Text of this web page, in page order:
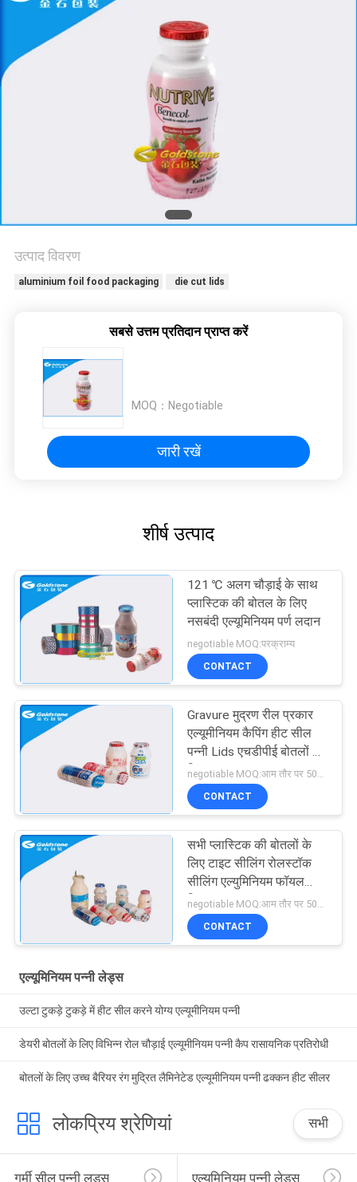
समाचार
बोली
गोपनीयता
नीति
उत्पाद विवरण
aluminium foil food packaging die cut lids
सबसे उत्तम प्रतिदान प्राप्त करें
MOQ： Negotiable
जारी रखें
शीर्ष उत्पाद
121 ℃ अलग चौड़ाई के साथ
प्लास्टिक की बोतल के लिए
नसबंदी एल्यूमिनियम पर्ण लदान
negotiable MOQ:परक्राम्य
CONTACT
Gravure मुद्रण रील प्रकार
एल्यूमीनियम कैपिंग हीट सील
पन्नी Lids एचडीपीई बोतलों के
लिए
CONTACT
सभी प्लास्टिक की बोतलों के
लिए टाइट सीलिंग रोलस्टॉक
सीलिंग एल्युमिनियम फॉयल
लिड्स
CONTACT
एल्यूमिनियम पन्नी लेड्स
उल्टा टुकड़े टुकड़े में हीट सील करने योग्य एल्यूमीनियम पन्नी
डेयरी बोतलों के लिए विभिन्न रोल चौड़ाई एल्यूमीनियम पन्नी कैप रासायनिक प्रतिरोधी
बोतलों के लिए उच्च बैरियर रंग मुद्रित लैमिनेटेड एल्यूमीनियम पन्नी ढक्कन हीट सीलर
लोकप्रिय श्रेणियां सभी
गर्मी सील पन्नी लड्स एल्यूमिनियम पन्नी लेड्स